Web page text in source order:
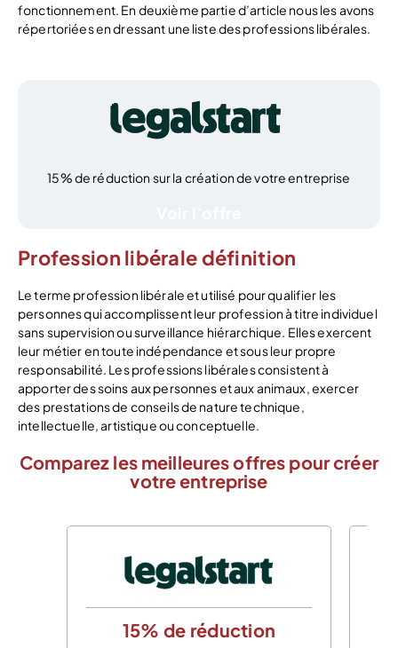
fonctionnement. En deuxième partie d’article nous les avons
répertoriées en dressant une liste des professions libérales.
15% de réduction sur la création de votre entreprise
Profession libérale définition
Le terme profession libérale et utilisé pour qualifier les
personnes qui accomplissent leur profession à titre individuel
sans supervision ou surveillance hiérarchique. Elles exercent
leur métier en toute indépendance et sous leur propre
responsabilité. Les professions libérales consistent à
apporter des soins aux personnes et aux animaux, exercer
des prestations de conseils de nature technique,
intellectuelle, artistique ou conceptuelle.
Comparez les meilleures offres pour créer
votre entreprise
15% de réduction